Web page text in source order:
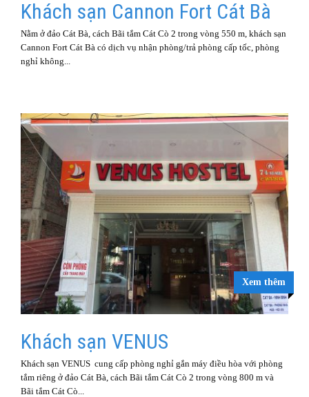
Khách sạn Cannon Fort Cát Bà
Nằm ở đảo Cát Bà, cách Bãi tắm Cát Cò 2 trong vòng 550 m, khách sạn
Cannon Fort Cát Bà có dịch vụ nhận phòng/trả phòng cấp tốc, phòng
nghỉ không...
Xem thêm
Khách sạn VENUS
Khách sạn VENUS cung cấp phòng nghỉ gắn máy điều hòa với phòng
tắm riêng ở đảo Cát Bà, cách Bãi tắm Cát Cò 2 trong vòng 800 m và
Bãi tắm Cát Cò...